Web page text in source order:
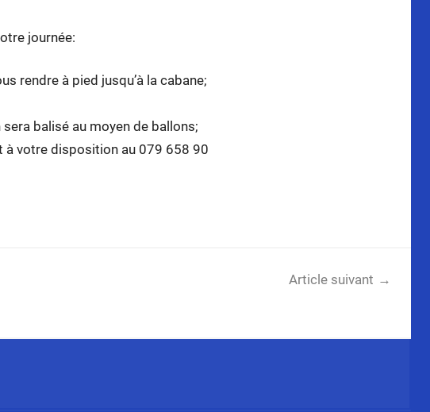
journée:
rendre à pied jusqu’à la cabane;
balisé au moyen de ballons;
à votre disposition au 079 658 90
Article suivant